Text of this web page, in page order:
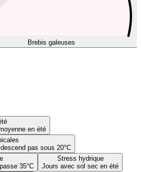
Brebis galeuses
en été
pas sous 20°C
35°C
Stress hydrique
Jours avec sol sec en été